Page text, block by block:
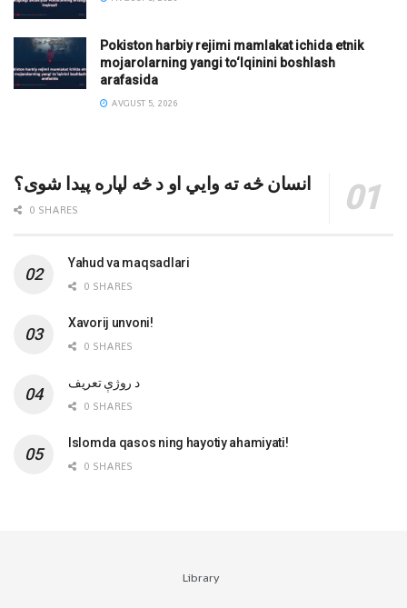
Pokiston harbiy rejimi mamlakat ichida etnik
mojarolarning yangi to‘lqinini boshlash
arafasida
AVGUST 5, 2026
انسان څه ته وایي او د څه لپاره پیدا شوی؟
0 SHARES
Yahud va maqsadlari
0 SHARES
Xavorij unvoni!
0 SHARES
‌د روژې تعریف
0 SHARES
Islomda qasos ning hayotiy ahamiyati!
0 SHARES
Library